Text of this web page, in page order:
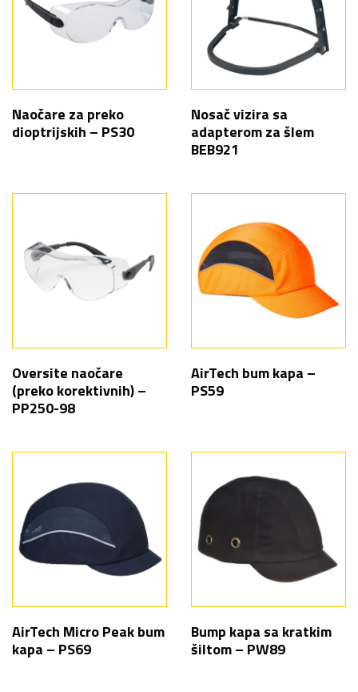
Naočare za preko
dioptrijskih – PS30
Nosač vizira sa
adapterom za šlem
BEB921
Oversite naočare
(preko korektivnih) –
PP250-98
AirTech bum kapa –
PS59
AirTech Micro Peak bum
kapa – PS69
Bump kapa sa kratkim
šiltom – PW89